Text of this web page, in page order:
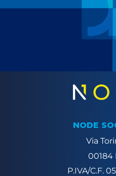
NODE
Via
00184
P.IVA/C.F.